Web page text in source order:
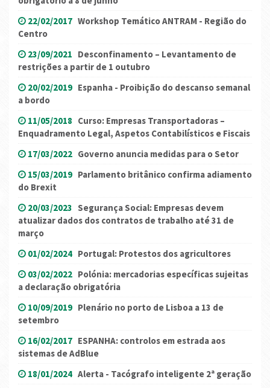
22/02/2017 Workshop Temático ANTRAM - Região do
Centro
23/09/2021 Desconfinamento – Levantamento de
restrições a partir de 1 outubro
20/02/2019 Espanha - Proibição do descanso semanal
a bordo
11/05/2018 Curso: Empresas Transportadoras –
Enquadramento Legal, Aspetos Contabilísticos e Fiscais
17/03/2022 Governo anuncia medidas para o Setor
15/03/2019 Parlamento britânico confirma adiamento
do Brexit
20/03/2023 Segurança Social: Empresas devem
atualizar dados dos contratos de trabalho até 31 de
março
01/02/2024 Portugal: Protestos dos agricultores
03/02/2022 Polónia: mercadorias específicas sujeitas
a declaração obrigatória
10/09/2019 Plenário no porto de Lisboa a 13 de
setembro
16/02/2017 ESPANHA: controlos em estrada aos
sistemas de AdBlue
18/01/2024 Alerta - Tacógrafo inteligente 2ª geração